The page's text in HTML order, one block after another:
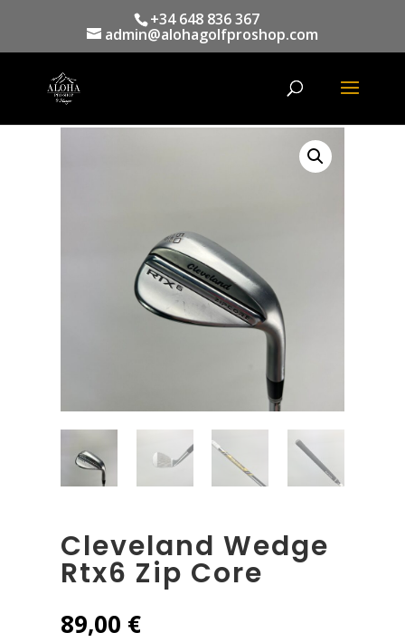
+34 648 836 367
admin@alohagolfproshop.com
productos
Cleveland Wedge
Rtx6 Zip Core
89,00 €